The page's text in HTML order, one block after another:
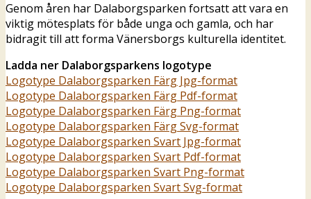
Genom åren har Dalaborgsparken fortsatt att vara en
viktig mötesplats för både unga och gamla, och har
bidragit till att forma Vänersborgs kulturella identitet.
Ladda ner Dalaborgsparkens logotype
Logotype Dalaborgsparken Färg Jpg-format
Logotype Dalaborgsparken Färg Pdf-format
Logotype Dalaborgsparken Färg Png-format
Logotype Dalaborgsparken Färg Svg-format
Logotype Dalaborgsparken Svart Jpg-format
Logotype Dalaborgsparken Svart Pdf-format
Logotype Dalaborgsparken Svart Png-format
Logotype Dalaborgsparken Svart Svg-format